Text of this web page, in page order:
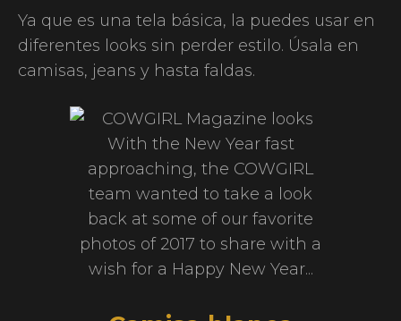
Ya que es una tela básica, la puedes usar en
diferentes looks sin perder estilo. Úsala en
camisas, jeans y hasta faldas.